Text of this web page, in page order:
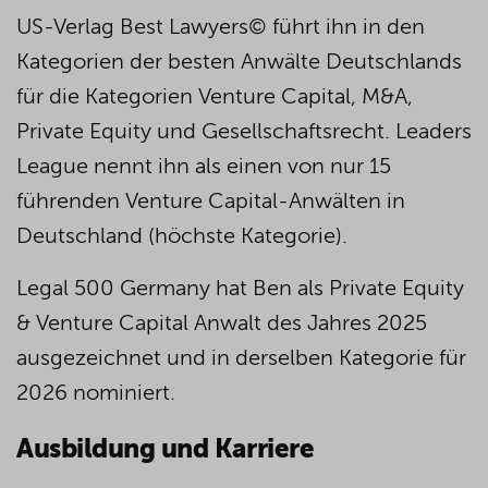
US-Verlag Best Lawyers© führt ihn in den
Kategorien der besten Anwälte Deutschlands
für die Kategorien Venture Capital, M&A,
Private Equity und Gesellschaftsrecht. Leaders
League nennt ihn als einen von nur 15
führenden Venture Capital-Anwälten in
Deutschland (höchste Kategorie).
Legal 500 Germany hat Ben als Private Equity
& Venture Capital Anwalt des Jahres 2025
ausgezeichnet und in derselben Kategorie für
2026 nominiert.
Ausbildung und Karriere